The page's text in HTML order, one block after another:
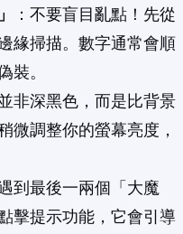
：不要盲目亂點！先從
緣掃描。數字通常會順
裝。
非深黑色，而是比背景
微調整你的螢幕亮度，
遇到最後一兩個「大魔
擊提示功能，它會引導